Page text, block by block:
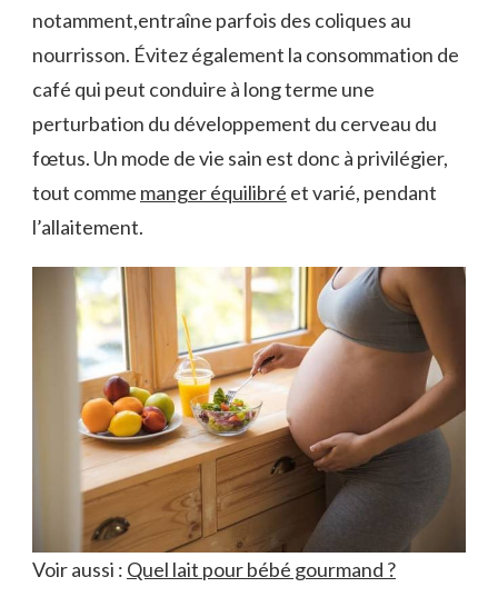
notamment,entraîne parfois des coliques au
nourrisson. Évitez également la consommation de
café qui peut conduire à long terme une
perturbation du développement du cerveau du
fœtus. Un mode de vie sain est donc à privilégier,
tout comme manger équilibré et varié, pendant
l’allaitement.
Voir aussi : Quel lait pour bébé gourmand ?